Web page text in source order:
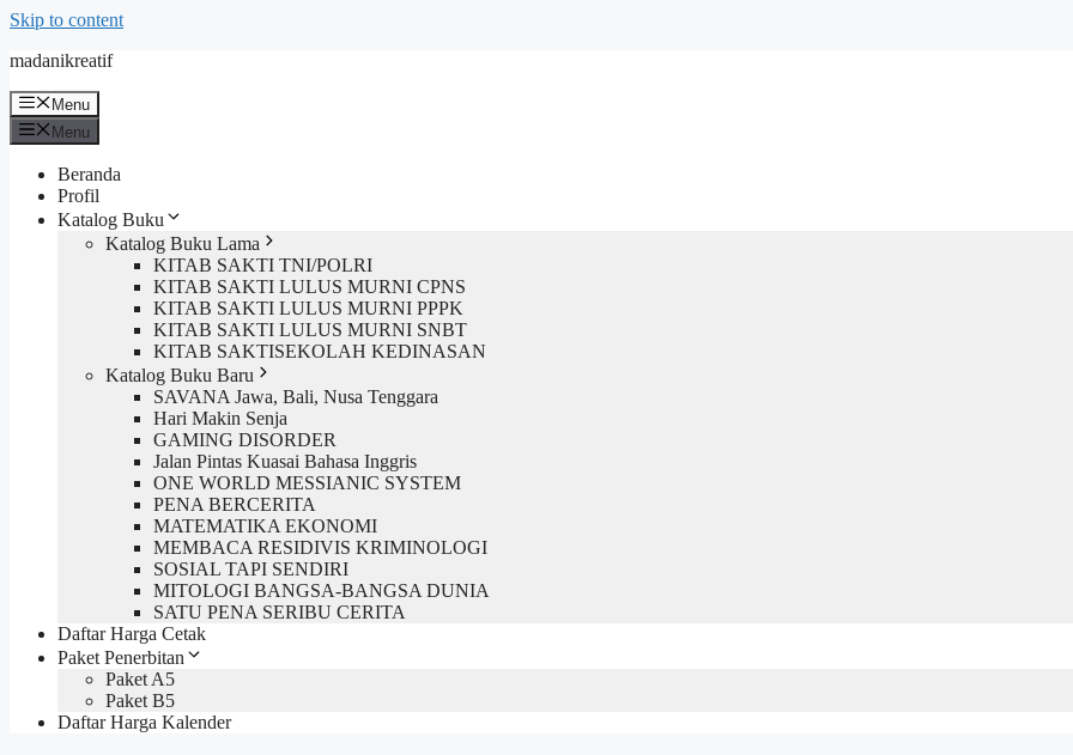
Skip to content
madanikreatif
Menu
Menu
Beranda
Profil
Katalog Buku
Katalog Buku Lama
KITAB SAKTI TNI/POLRI
KITAB SAKTI LULUS MURNI CPNS
KITAB SAKTI LULUS MURNI PPPK
KITAB SAKTI LULUS MURNI SNBT
KITAB SAKTISEKOLAH KEDINASAN
Katalog Buku Baru
SAVANA Jawa, Bali, Nusa Tenggara
Hari Makin Senja
GAMING DISORDER
Jalan Pintas Kuasai Bahasa Inggris
ONE WORLD MESSIANIC SYSTEM
PENA BERCERITA
MATEMATIKA EKONOMI
MEMBACA RESIDIVIS KRIMINOLOGI
SOSIAL TAPI SENDIRI
MITOLOGI BANGSA-BANGSA DUNIA
SATU PENA SERIBU CERITA
Daftar Harga Cetak
Paket Penerbitan
Paket A5
Paket B5
Daftar Harga Kalender